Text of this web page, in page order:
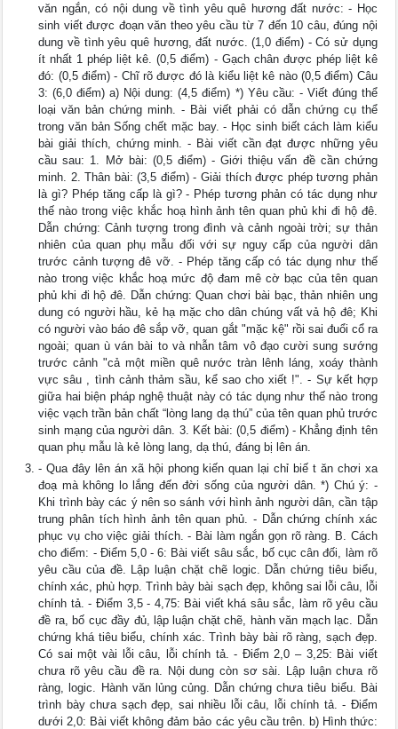
văn ngắn, có nội dung về tình yêu quê hương đất nước: - Học
sinh viết được đoạn văn theo yêu cầu từ 7 đến 10 câu, đúng nội
dung về tình yêu quê hương, đất nước. (1,0 điểm) - Có sử dụng
ít nhất 1 phép liệt kê. (0,5 điểm) - Gạch chân được phép liệt kê
đó: (0,5 điểm) - Chĩ rõ được đó là kiểu liệt kê nào (0,5 điểm) Câu
3: (6,0 điểm) a) Nội dung: (4,5 điểm) *) Yêu cầu: - Viết đúng thể
loại văn bản chứng minh. - Bài viết phải có dẫn chứng cụ thể
trong văn bản Sống chết mặc bay. - Học sinh biết cách làm kiểu
bài giải thích, chứng minh. - Bài viết cần đạt được những yêu
cầu sau: 1. Mở bài: (0,5 điểm) - Giới thiệu vấn đề cần chứng
minh. 2. Thân bài: (3,5 điểm) - Giải thích được phép tương phản
là gì? Phép tăng cấp là gì? - Phép tương phản có tác dụng như
thế nào trong việc khắc hoạ hình ảnh tên quan phủ khi đi hộ đê.
Dẫn chứng: Cảnh tượng trong đình và cảnh ngoài trời; sự thản
nhiên của quan phụ mẫu đối với sự nguy cấp của người dân
trước cảnh tượng đê vỡ. - Phép tăng cấp có tác dụng như thế
nào trong việc khắc hoạ mức độ đam mê cờ bạc của tên quan
phủ khi đi hộ đê. Dẫn chứng: Quan chơi bài bạc, thản nhiên ung
dung có người hầu, kẻ hạ mặc cho dân chúng vất vả hộ đê; Khi
có người vào báo đê sắp vỡ, quan gắt "mặc kệ" rồi sai đuổi cổ ra
ngoài; quan ù ván bài to và nhẫn tâm vô đạo cười sung sướng
trước cảnh "cả một miền quê nước tràn lênh láng, xoáy thành
vực sâu , tình cảnh thảm sầu, kể sao cho xiết !". - Sự kết hợp
giữa hai biện pháp nghệ thuật này có tác dụng như thế nào trong
việc vạch trần bản chất “lòng lang dạ thú” của tên quan phủ trước
sinh mạng của người dân. 3. Kết bài: (0,5 điểm) - Khẳng định tên
quan phụ mẫu là kẻ lòng lang, dạ thú, đáng bị lên án.
- Qua đây lên án xã hội phong kiến quan lại chỉ biế t ăn chơi xa
đoạ mà không lo lắng đến đời sống của người dân. *) Chú ý: -
Khi trình bày các ý nên so sánh với hình ảnh người dân, cần tập
trung phân tích hình ảnh tên quan phủ. - Dẫn chứng chính xác
phục vụ cho việc giải thích. - Bài làm ngắn gọn rõ ràng. B. Cách
cho điểm: - Điểm 5,0 - 6: Bài viết sâu sắc, bố cục cân đối, làm rõ
yêu cầu của đề. Lập luận chặt chẽ logic. Dẫn chứng tiêu biểu,
chính xác, phù hợp. Trình bày bài sạch đẹp, không sai lỗi câu, lỗi
chính tả. - Điểm 3,5 - 4,75: Bài viết khá sâu sắc, làm rõ yêu cầu
đề ra, bố cục đầy đủ, lập luận chặt chẽ, hành văn mạch lạc. Dẫn
chứng khá tiêu biểu, chính xác. Trình bày bài rõ ràng, sạch đẹp.
Có sai một vài lỗi câu, lỗi chính tả. - Điểm 2,0 – 3,25: Bài viết
chưa rõ yêu cầu đề ra. Nội dung còn sơ sài. Lập luận chưa rõ
ràng, logic. Hành văn lủng củng. Dẫn chứng chưa tiêu biểu. Bài
trình bày chưa sạch đẹp, sai nhiều lỗi câu, lỗi chính tả. - Điểm
dưới 2,0: Bài viết không đảm bảo các yêu cầu trên. b) Hình thức: